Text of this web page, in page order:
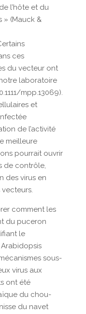
l’hôte et du
» (Mauck &
ces
du vecteur ont
laboratoire
mpp.13069).
et
de l’activité
meilleure
pourrait ouvrir
de contrôle,
des virus en
comment les
du puceron
le
sous-
virus aux
ont été
du chou-
du navet